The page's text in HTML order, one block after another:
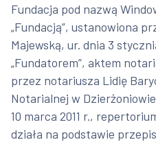
Fundacja pod nazwą
„Fundacją”, ustanowiona
Majewską, ur. dnia 3
„Fundatorem”, aktem
przez notariusza Lidię
Notarialnej w
10 marca 2011 r.,
działa na podstawie